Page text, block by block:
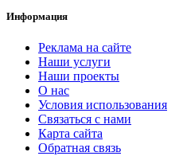
Информация
Реклама на сайте
Наши услуги
Наши проекты
О нас
Условия использования
Связаться с нами
Карта сайта
Обратная связь